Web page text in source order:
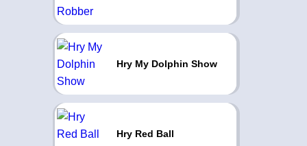
Hry My Dolphin Show
Hry Red Ball